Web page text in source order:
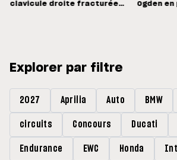
clavicule droite fracturée
Ogden
Explorer par filtre
2027 Aprilia Auto BMW
circuits Concours Ducati
Endurance EWC Honda